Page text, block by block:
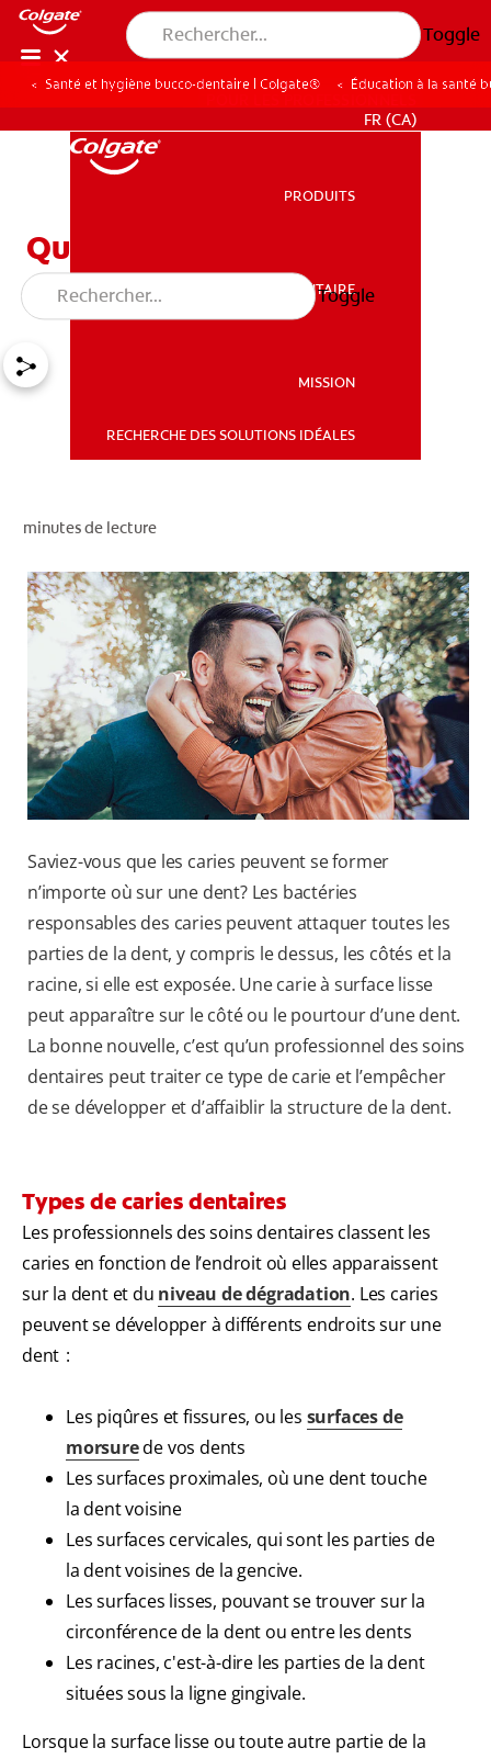
Toggle
SANTÉ BUCCO-DENTAIRE
POUR LES PROFESSIONNELS
FR (CA)
FR (CA)
PRODUITS
SANTÉ BUCCO-DENTAIRE
MISSION
RECHERCHE DES SOLUTIONS IDÉALES
Toggle
Santé et hygiène bucco-dentaire | Colgate® Éducation à la santé
Qu’est-ce qu’une carie à
surface lisse?
minutes de lecture
Saviez-vous que les caries peuvent se former
n’importe où sur une dent? Les bactéries
responsables des caries peuvent attaquer toutes les
parties de la dent, y compris le dessus, les côtés et la
racine, si elle est exposée. Une carie à surface lisse
peut apparaître sur le côté ou le pourtour d’une dent.
La bonne nouvelle, c’est qu’un professionnel des soins
dentaires peut traiter ce type de carie et l’empêcher
de se développer et d’affaiblir la structure de la dent.
Types de caries dentaires
Les professionnels des soins dentaires classent les
caries en fonction de l’endroit où elles apparaissent
sur la dent et du niveau de dégradation. Les caries
peuvent se développer à différents endroits sur une
dent :
Les piqûres et fissures, ou les surfaces de
morsurede vos dents
Les surfaces proximales, où une dent touche
la dent voisine
Les surfaces cervicales, qui sont les parties de
la dent voisines de la gencive.
Les surfaces lisses, pouvant se trouver sur la
circonférence de la dent ou entre les dents
Les racines, c'est-à-dire les parties de la dent
situées sous la ligne gingivale.
Lorsque la surface lisse ou toute autre partie de la